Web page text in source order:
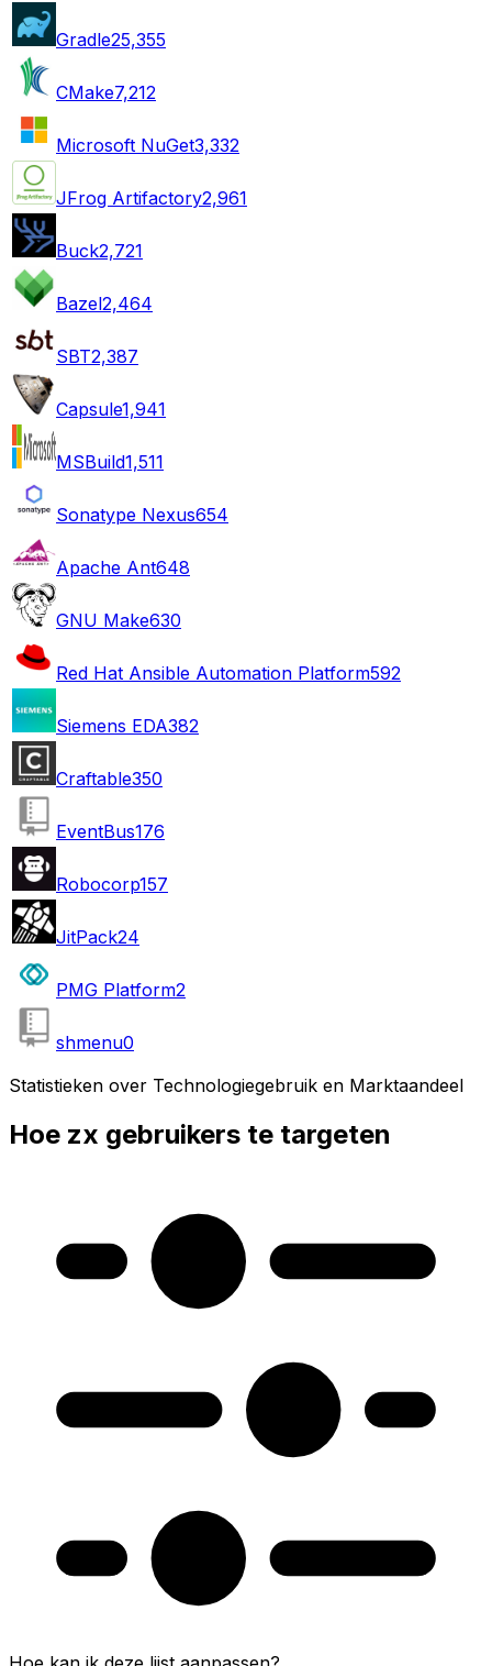
Gradle25,355
CMake7,212
Microsoft NuGet3,332
JFrog Artifactory2,961
Buck2,721
Bazel2,464
SBT2,387
Capsule1,941
MSBuild1,511
Sonatype Nexus654
Apache Ant648
GNU Make630
Red Hat Ansible Automation Platform592
Siemens EDA382
Craftable350
EventBus176
Robocorp157
JitPack24
PMG Platform2
shmenu0
Statistieken over Technologiegebruik en Marktaandeel
Hoe zx gebruikers te targeten